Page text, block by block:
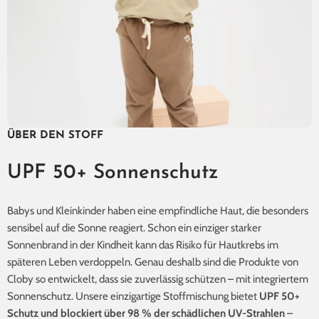
ÜBER DEN STOFF
UPF 50+ Sonnenschutz
Babys und Kleinkinder haben eine empfindliche Haut, die besonders
sensibel auf die Sonne reagiert. Schon ein einziger starker
Sonnenbrand in der Kindheit kann das Risiko für Hautkrebs im
späteren Leben verdoppeln. Genau deshalb sind die Produkte von
Cloby so entwickelt, dass sie zuverlässig schützen – mit integriertem
Sonnenschutz. Unsere einzigartige Stoffmischung bietet UPF 50+
Schutzund blockiert über 98 % der schädlichen UV-Strahlen–